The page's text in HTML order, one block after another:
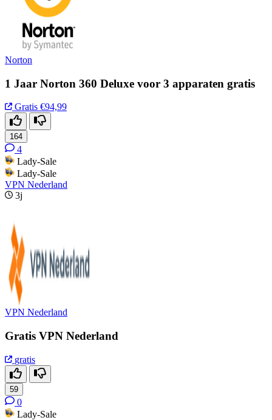
Norton
1 Jaar Norton 360 Deluxe voor 3 apparaten gratis
Gratis €94,99
164
4
Lady-Sale
Lady-Sale
VPN Nederland
3j
VPN Nederland
Gratis VPN Nederland
gratis
59
0
Lady-Sale